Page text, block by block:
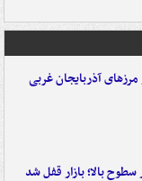
بالا؛ بازار قفل شد